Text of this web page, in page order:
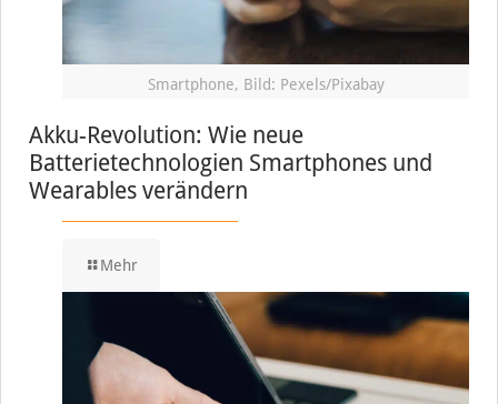
Smartphone, Bild: Pexels/Pixabay
Akku-Revolution: Wie neue
Batterietechnologien Smartphones und
Wearables verändern
Mehr